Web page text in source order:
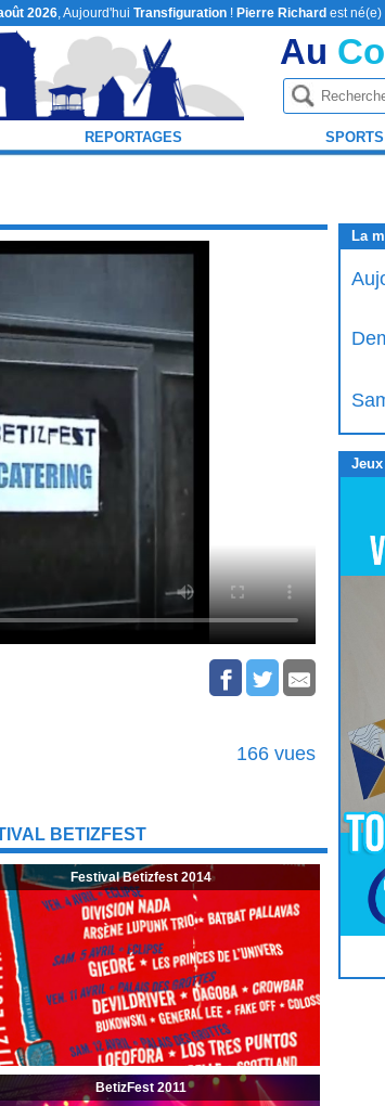
2026, Aujourd'hui Transfiguration ! Pierre Richard est né(e)
Au
REPORTAGES SPORTS
166 vues
BETIZFEST
Festival Betizfest 2014
BetizFest 2011
La
Jeux
PourJouer cliquez-ici